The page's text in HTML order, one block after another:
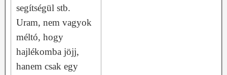
segítségül stb.
Uram, nem vagyok
méltó, hogy
hajlékomba jöjj,
hanem csak egy